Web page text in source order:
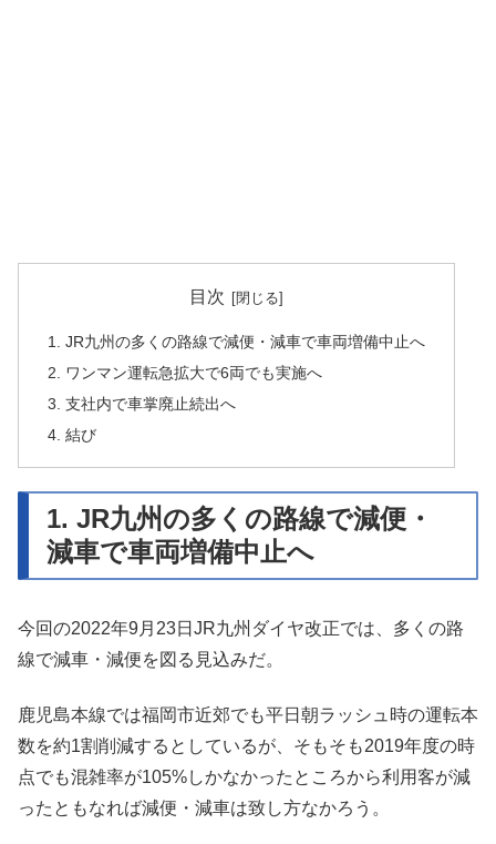
目次
1. JR九州の多くの路線で減便・減車で車両増備中止へ
2. ワンマン運転急拡大で6両でも実施へ
3. 支社内で車掌廃止続出へ
4. 結び
1. JR九州の多くの路線で減便・
減車で車両増備中止へ
今回の2022年9月23日JR九州ダイヤ改正では、多くの路
線で減車・減便を図る見込みだ。
鹿児島本線では福岡市近郊でも平日朝ラッシュ時の運転本
数を約1割削減するとしているが、そもそも2019年度の時
点でも混雑率が105%しかなかったところから利用客が減
ったともなれば減便・減車は致し方なかろう。